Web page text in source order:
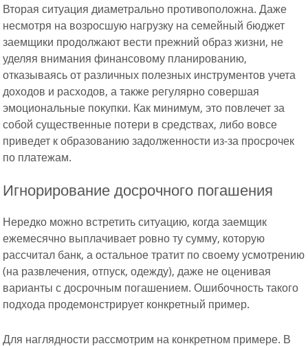
Вторая ситуация диаметрально противоположна. Даже
несмотря на возросшую нагрузку на семейный бюджет
заемщики продолжают вести прежний образ жизни, не
уделяя внимания финансовому планированию,
отказываясь от различных полезных инструментов учета
доходов и расходов, а также регулярно совершая
эмоциональные покупки. Как минимум, это повлечет за
собой существенные потери в средствах, либо вовсе
приведет к образованию задолженности из-за просрочек
по платежам.
Игнорирование досрочного погашения
Нередко можно встретить ситуацию, когда заемщик
ежемесячно выплачивает ровно ту сумму, которую
рассчитал банк, а остальное тратит по своему усмотрению
(на развлечения, отпуск, одежду), даже не оценивая
варианты с досрочным погашением. Ошибочность такого
подхода продемонстрирует конкретный пример.
Для наглядности рассмотрим на конкретном примере. В